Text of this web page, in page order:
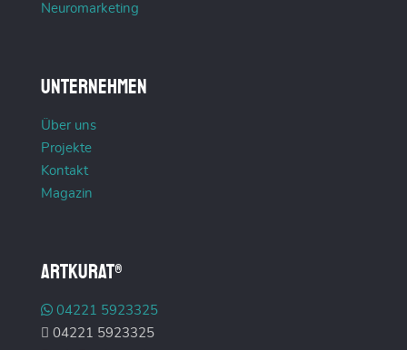
Neuromarketing
Unternehmen
Über uns
Projekte
Kontakt
Magazin
ARTKURAT®
04221 5923325
04221 5923325